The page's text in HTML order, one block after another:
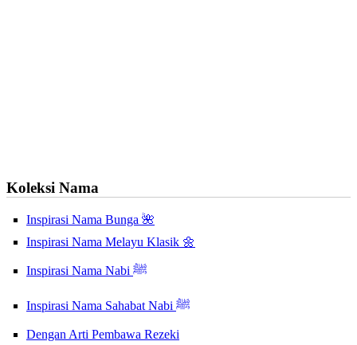
Koleksi Nama
Inspirasi Nama Bunga 🌺
Inspirasi Nama Melayu Klasik 🌼
Inspirasi Nama Nabi ﷺ
Inspirasi Nama Sahabat Nabi ﷺ
Dengan Arti Pembawa Rezeki